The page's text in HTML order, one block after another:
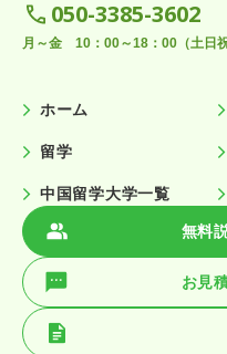
050-3385-3602
月～金 10：00～18：00（土日祝
ホーム
留学
中国留学大学一覧
無料
お見